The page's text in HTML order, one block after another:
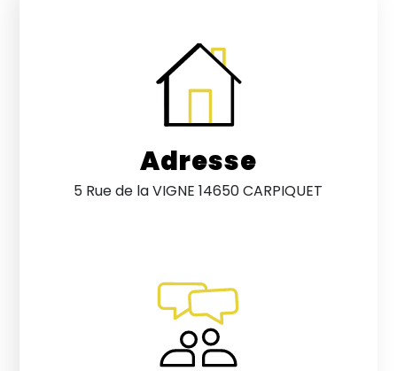
Adresse
5 Rue de la VIGNE 14650 CARPIQUET